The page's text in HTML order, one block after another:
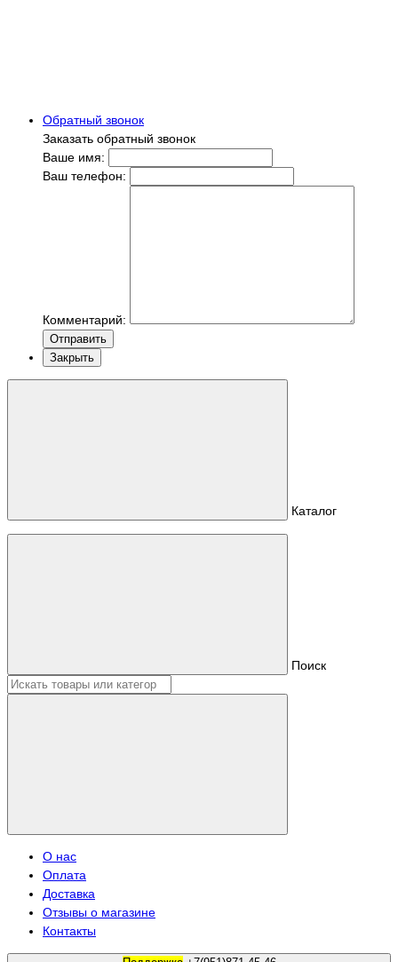
Обратный звонок
Заказать обратный звонок
Ваше имя:
Ваш телефон:
Комментарий:
Отправить
Закрыть
Каталог
Поиск
О нас
Оплата
Доставка
Отзывы о магазине
Контакты